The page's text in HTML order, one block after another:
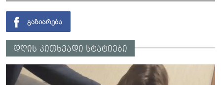
დღის კითხვადი სტატიები